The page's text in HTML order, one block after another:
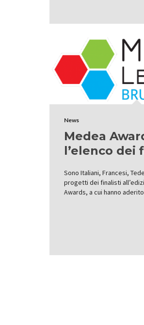
News
Medea
l’elenco dei
Sono Italiani, Francesi,
progetti dei finalisti
Awards, a cui hanno